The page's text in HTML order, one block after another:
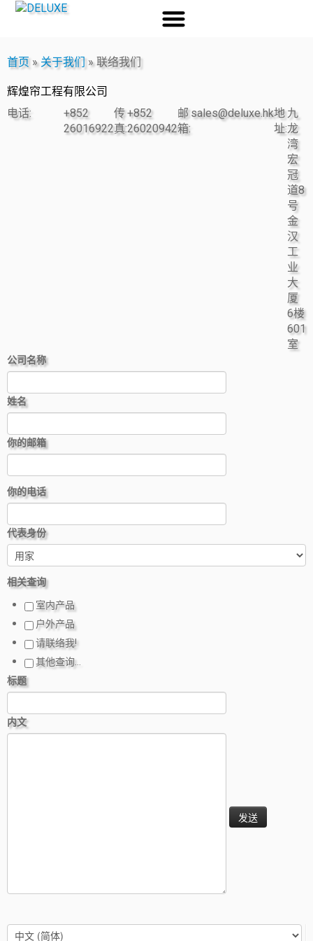
首页 » 关于我们 » 联络我们
辉煌帘工程有限公司
电话:
+852
26016922
传
真:
+852
26020942
邮
箱:
sales@deluxe.hk地
址:
九
龙
湾
宏
冠
道8
号
金
汉
工
业
大
厦
6楼
601
室
公司名称
姓名
你的邮箱
你的电话
代表身份
相关查询
室内产品
户外产品
请联络我!
其他查询…
标题
内文